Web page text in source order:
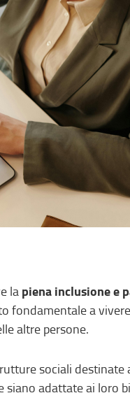
la piena inclusione e
fondamentale a
altre persone.
sociali
adattate ai loro